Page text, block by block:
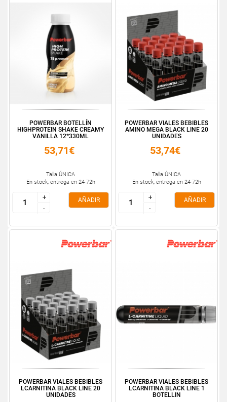
POWERBAR BOTELLÍN
HIGHPROTEIN SHAKE CREAMY
VANILLA 12*330ML
53,71€
Talla ÚNICA
En stock, entrega en 24-72h
+
-
+
-
AÑADIR
POWERBAR VIALES BEBIBLES
AMINO MEGA BLACK LINE 20
UNIDADES
53,74€
Talla ÚNICA
En stock, entrega en 24-72h
+
-
+
-
AÑADIR
POWERBAR VIALES BEBIBLES
LCARNITINA BLACK LINE 20
UNIDADES
POWERBAR VIALES BEBIBLES
LCARNITINA BLACK LINE 1
BOTELLIN